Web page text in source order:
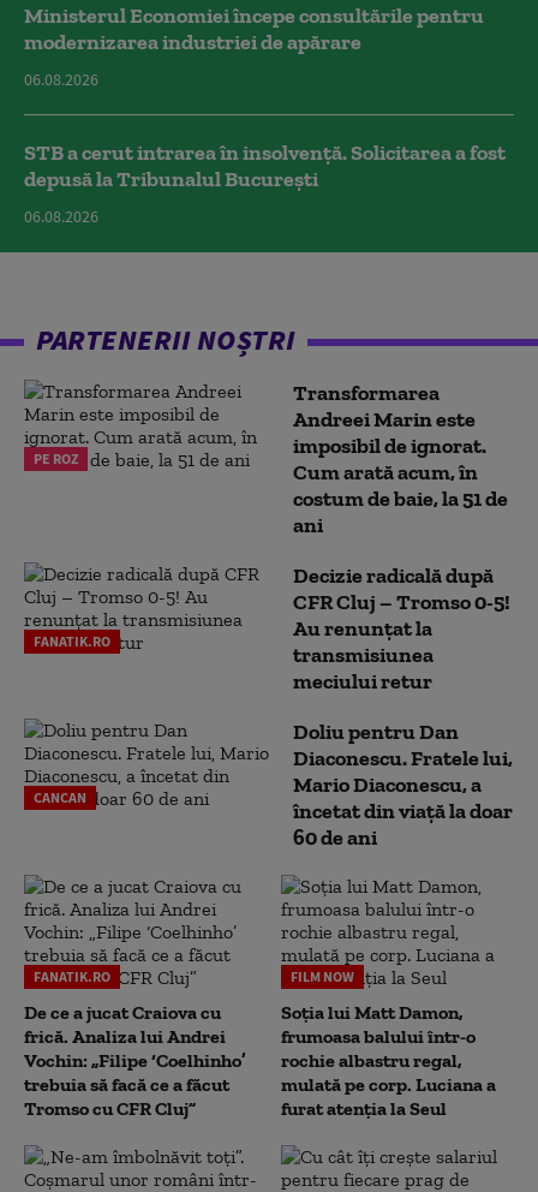
Ministerul Economiei începe consultările pentru
modernizarea industriei de apărare
06.08.2026
STB a cerut intrarea în insolvență. Solicitarea a fost
depusă la Tribunalul București
06.08.2026
PARTENERII NOȘTRI
PE ROZ
Transformarea
Andreei Marin este
imposibil de ignorat.
Cum arată acum, în
costum de baie, la 51 de
ani
FANATIK.RO
Decizie radicală după
CFR Cluj – Tromso 0-5!
Au renunțat la
transmisiunea
meciului retur
CANCAN
Doliu pentru Dan
Diaconescu. Fratele lui,
Mario Diaconescu, a
încetat din viață la doar
60 de ani
FANATIK.RO
De ce a jucat Craiova cu
frică. Analiza lui Andrei
Vochin: „Filipe ‘Coelhinho’
trebuia să facă ce a făcut
Tromso cu CFR Cluj”
FILM NOW
Soția lui Matt Damon,
frumoasa balului într-o
rochie albastru regal,
mulată pe corp. Luciana a
furat atenția la Seul